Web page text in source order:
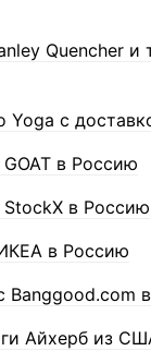
Quencher
Yoga с
в Россию
StockX в Россию
в Россию
Banggood.com
Айхерб из